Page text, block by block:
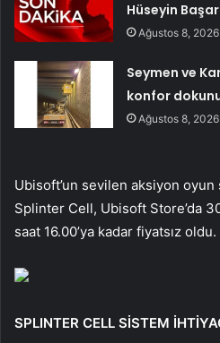
Hüseyin
Ağustos 8, 2026
Seymen ve
konfor
Ağustos 8, 2026
Ubisoft’un sevilen aksiyon oyun
Splinter Cell, Ubisoft Store’da
saat 16.00’ya kadar fiyatsız oldu.
SPLINTER CELL SİSTEM